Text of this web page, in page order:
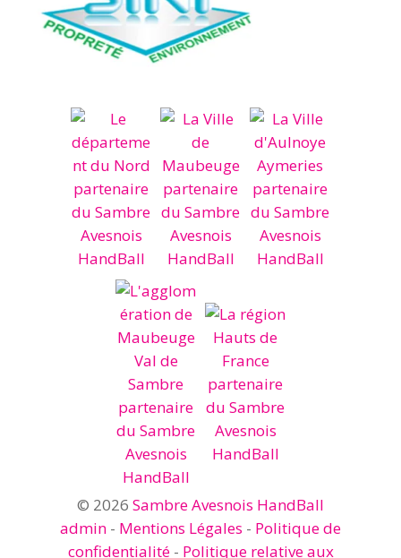
© 2026 Sambre Avesnois HandBall
admin - Mentions Légales - Politique de
confidentialité- Politique relative aux